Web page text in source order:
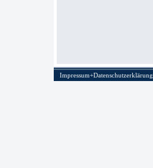
Impressum+Datenschutzerklärung